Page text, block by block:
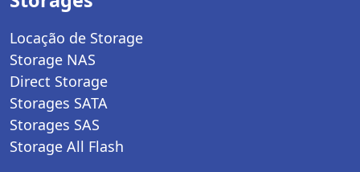
Locação de Storage
Storage NAS
Direct Storage
Storages SATA
Storages SAS
Storage All Flash